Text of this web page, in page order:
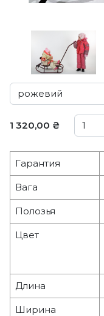
1 320,00 ₴
Гарантия
Вага
Полозья
Цвет
Длина
Ширина